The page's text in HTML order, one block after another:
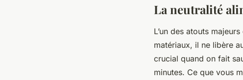
La neutralité
L’un des atouts majeurs
matériaux, il ne libère
crucial quand on fait
minutes. Ce que vous